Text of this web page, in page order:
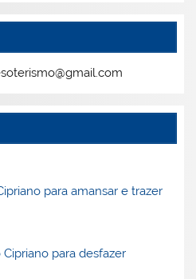
para amansar e trazer
para desfazer